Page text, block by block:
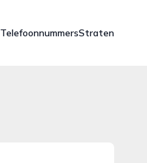
TelefoonnummersStraten